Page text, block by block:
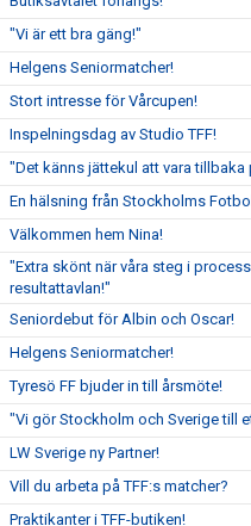
"Vi är ett bra gäng!"
Helgens Seniormatcher!
Stort intresse för Vårcupen!
Inspelningsdag av Studio TFF!
"Det känns jättekul att vara tillbaka
En hälsning från Stockholms
Välkommen hem Nina!
"Extra skönt när våra steg i
resultattavlan!"
Seniordebut för Albin och Oscar!
Helgens Seniormatcher!
Tyresö FF bjuder in till årsmöte!
"Vi gör Stockholm och Sverige till
LW Sverige ny Partner!
Vill du arbeta på TFF:s matcher?
Praktikanter i TFF-butiken!